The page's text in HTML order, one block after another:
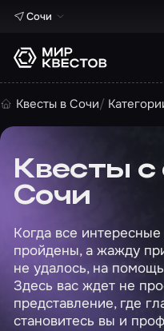
Сочи
Квесты в Сочи
Квесты с
Сочи
Когда все
пройдены, а жажду
не удалось, на
Здесь вас ждет не
представление, где
становитесь вы и